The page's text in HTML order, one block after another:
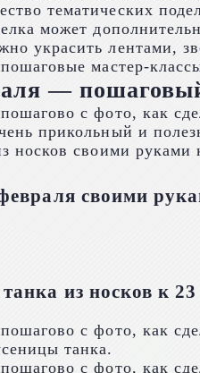
тематических
может
украсить лентами,
мастер-
—
прикольный и
своими руками
своими
из носков к
танка.